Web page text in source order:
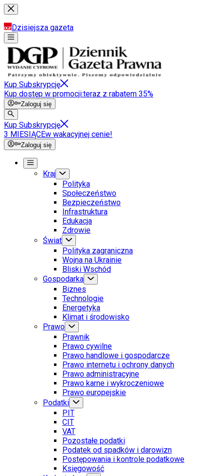
Dzisiejsza gazeta
Kup Subskrypcję
Kup dostęp w promocji:teraz z rabatem 35%
Zaloguj się
Kup Subskrypcję
3 MIESIĄCEw wakacyjnej cenie!
Zaloguj się
Kraj
Polityka
Społeczeństwo
Bezpieczeństwo
Infrastruktura
Edukacja
Zdrowie
Świat
Polityka zagraniczna
Wojna na Ukrainie
Bliski Wschód
Gospodarka
Biznes
Technologie
Energetyka
Klimat i środowisko
Prawo
Prawnik
Prawo cywilne
Prawo handlowe i gospodarcze
Prawo internetu i ochrony danych
Prawo administracyjne
Prawo karne i wykroczeniowe
Prawo europejskie
Podatki
PIT
CIT
VAT
Pozostałe podatki
Podatek od spadków i darowizn
Postępowania i kontrole podatkowe
Księgowość